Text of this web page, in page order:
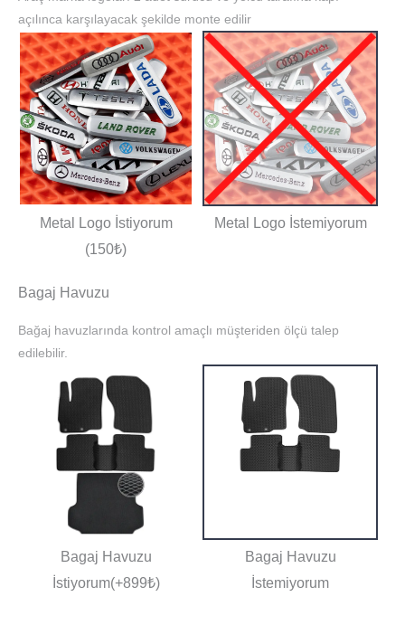
açılınca karşılayacak şekilde monte edilir
Metal Logo İstiyorum
(150₺)
Metal Logo İstemiyorum
Bagaj Havuzu
Bağaj havuzlarında kontrol amaçlı müşteriden ölçü talep
edilebilir.
Bagaj Havuzu
İstiyorum(+899₺)
Bagaj Havuzu
İstemiyorum